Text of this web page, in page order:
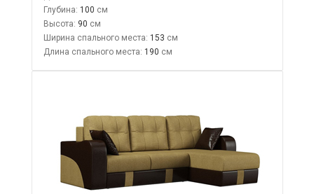
Глубина: 100
Высота: 90
Ширина спального места: 153
Длина спального места: 190